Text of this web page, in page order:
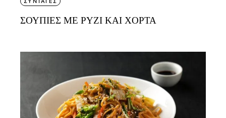
ΣΟΥΠΙΕΣ ΜΕ ΡΥΖΙ ΚΑΙ ΧΟΡΤΑ